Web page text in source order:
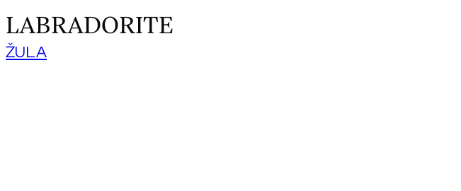
LABRADORITE
ŽULA